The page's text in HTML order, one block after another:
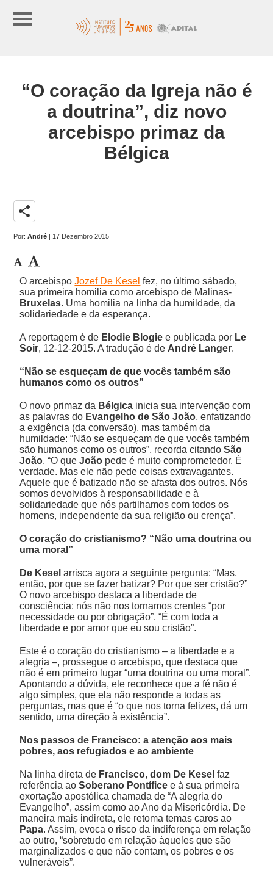
“O coração da Igreja não é
a doutrina”, diz novo
arcebispo primaz da
Bélgica
share
Por:André | 17 Dezembro 2015
O arcebispoJozef De Kesel fez, no último sábado,
sua primeira homilia como arcebispo de Malinas-
Bruxelas. Uma homilia na linha da humildade, da
solidariedade e da esperança.
A reportagem é de Elodie Blogie e publicada por Le
Soir, 12-12-2015. A tradução é de André Langer.
“Não se esqueçam de que vocês também são
humanos como os outros”
O novo primaz da Bélgica inicia sua intervenção com
as palavras do Evangelho de São João, enfatizando
a exigência (da conversão), mas também da
humildade: “Não se esqueçam de que vocês também
são humanos como os outros”, recorda citandoSão
João. “O queJoão pede é muito comprometedor. É
verdade. Mas ele não pede coisas extravagantes.
Aquele que é batizado não se afasta dos outros. Nós
somos devolvidos à responsabilidade e à
solidariedade que nós partilhamos com todos os
homens, independente da sua religião ou crença”.
O coração do cristianismo? “Não uma doutrina ou
uma moral”
De Kesel arrisca agora a seguinte pergunta: “Mas,
então, por que se fazer batizar? Por que ser cristão?”
O novo arcebispo destaca a liberdade de
consciência: nós não nos tornamos crentes “por
necessidade ou por obrigação”. “É com toda a
liberdade e por amor que eu sou cristão”.
Este é o coração do cristianismo – a liberdade e a
alegria –, prossegue o arcebispo, que destaca que
não é em primeiro lugar “uma doutrina ou uma moral”.
Apontando a dúvida, ele reconhece que a fé não é
algo simples, que ela não responde a todas as
perguntas, mas que é “o que nos torna felizes, dá um
sentido, uma direção à existência”.
Nos passos de Francisco: a atenção aos mais
pobres, aos refugiados e ao ambiente
Na linha direta de Francisco,dom De Kesel faz
referência aoSoberano Pontífice e à sua primeira
exortação apostólica chamada de “A alegria do
Evangelho”, assim como ao Ano da Misericórdia. De
maneira mais indireta, ele retoma temas caros ao
Papa. Assim, evoca o risco da indiferença em relação
ao outro, “sobretudo em relação àqueles que são
marginalizados e que não contam, os pobres e os
vulneráveis”.